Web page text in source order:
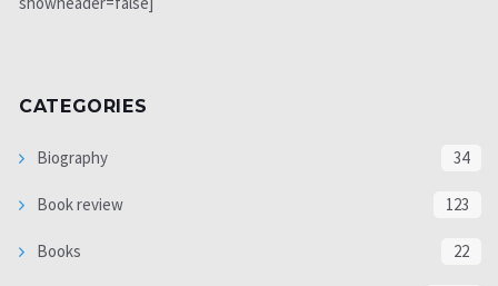
CATEGORIES
Biography 34
Book review 123
Books 22